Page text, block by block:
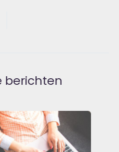
berichten